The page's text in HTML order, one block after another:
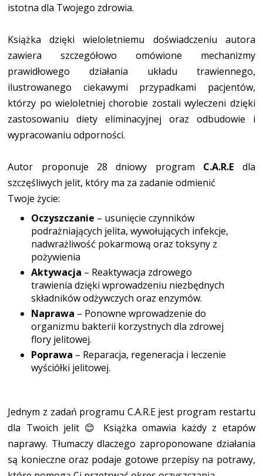
istotna dla Twojego zdrowia.
Książka dzięki wieloletniemu doświadczeniu autora
zawiera szczegółowo omówione mechanizmy
prawidłowego działania układu trawiennego,
ilustrowanego ciekawymi przypadkami pacjentów,
którzy po wieloletniej chorobie zostali wyleczeni dzięki
zastosowaniu diety eliminacyjnej oraz odbudowie i
wypracowaniu odporności.
Autor proponuje 28 dniowy program C.A.R.E dla
szczęśliwych jelit, który ma za zadanie odmienić
Twoje życie:
Oczyszczanie – usunięcie czynników
podrażniających jelita, wywołujących infekcje,
nadwrażliwość pokarmową oraz toksyny z
pożywienia
Aktywacja – Reaktywacja zdrowego
trawienia dzięki wprowadzeniu niezbędnych
składników odżywczych oraz enzymów.
Naprawa – Ponowne wprowadzenie do
organizmu bakterii korzystnych dla zdrowej
flory jelitowej.
Poprawa – Reparacja, regeneracja i leczenie
wyściółki jelitowej.
Jednym z zadań programu C.A.R.E jest program restartu
dla Twoich jelit 😊 Książka omawia każdy z etapów
naprawy. Tłumaczy dlaczego zaproponowane działania
są konieczne oraz podaje gotowe przepisy na potrawy,